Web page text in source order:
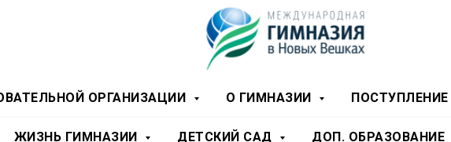
ОРГАНИЗАЦИИ О ГИМНАЗИИ ПОСТУПЛЕНИЕ
ЖИЗНЬ ГИМНАЗИИ ДЕТСКИЙ САД ДОП. ОБРАЗОВАНИЕ